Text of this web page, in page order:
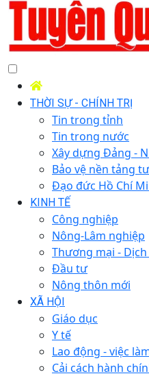
THỜI SỰ - CHÍNH TRỊ
Tin trong tỉnh
Tin trong nước
Xây dựng Đảng -
Bảo vệ nền tảng
Đạo đức Hồ Chí
KINH TẾ
Công nghiệp
Nông-Lâm nghiệp
Thương mại - Dịch
Đầu tư
Nông thôn mới
XÃ HỘI
Giáo dục
Y tế
Lao động - việc
Cải cách hành